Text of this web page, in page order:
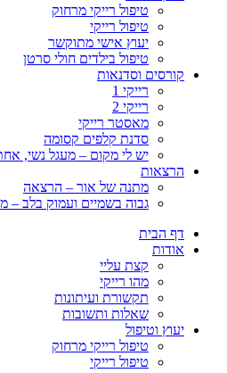
טיפול רייקי מרחוק
טיפול רייקי
יעוץ אישי מתוקשר
טיפול בילדים חולי סרטן
קורסים וסדנאות
רייקי 1
רייקי 2
מאסטר רייקי
סדנת קלפים קסומה
יש לי מקום – מעגל נשי,
הרצאות
מתנה של אור – הרצאה
גבוה בשמיים ועמוק בלב –
דף הבית
אודות
קצת עליי
מהו רייקי
תקשורת ועיתונות
שאלות ותשובות
יעוץ וטיפול
טיפול רייקי מרחוק
טיפול רייקי